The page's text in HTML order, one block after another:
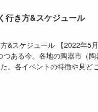
行き方&スケジュール
&スケジュール 【2022年5月
ある今。各地の陶器市（陶
。各イベントの特徴や見ど